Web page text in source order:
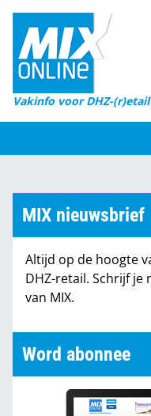
Vakinfo voor DHZ-(r)etail
Home
Magazines
DHZ Sessie
Marktcijfers
Partners
MIX nieuwsbrief
Altijd op de hoogte
DHZ-retail. Schrijf je
van MIX.
Word abonnee